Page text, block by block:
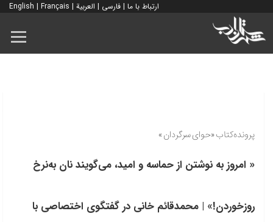
ارتباط با ما | فارسی | العربية |
English | Français
پرونده‌کتاب «حوای سرگردان»
« امروز به نوشتن از حماسه و امید، می‌گویند نان به‌نرخ
روزخوردن!» | محمدقائم خانی در گفتگوی اختصاصی با